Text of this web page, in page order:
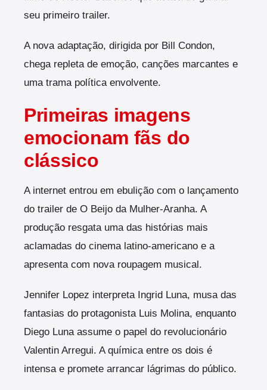
seu primeiro trailer.
A nova adaptação, dirigida por Bill Condon,
chega repleta de emoção, canções marcantes e
uma trama política envolvente.
Primeiras imagens
emocionam fãs do
clássico
A internet entrou em ebulição com o lançamento
do trailer de O Beijo da Mulher-Aranha. A
produção resgata uma das histórias mais
aclamadas do cinema latino-americano e a
apresenta com nova roupagem musical.
Jennifer Lopez interpreta Ingrid Luna, musa das
fantasias do protagonista Luis Molina, enquanto
Diego Luna assume o papel do revolucionário
Valentin Arregui. A química entre os dois é
intensa e promete arrancar lágrimas do público.